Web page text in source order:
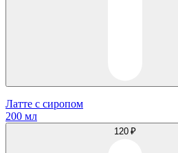
Латте с сиропом
200 мл
120 ₽